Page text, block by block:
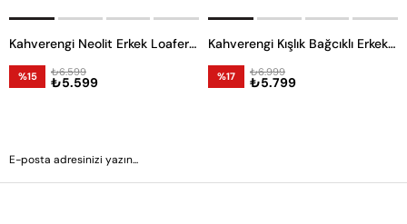
Kahverengi Neolit Erkek Loafer Ayakkabı
%15 ₺5.599
₺6.599
Kahverengi Kışlık Bağcıklı Erkek Ayakkabı -12006-
%17 ₺5.799
₺6.999